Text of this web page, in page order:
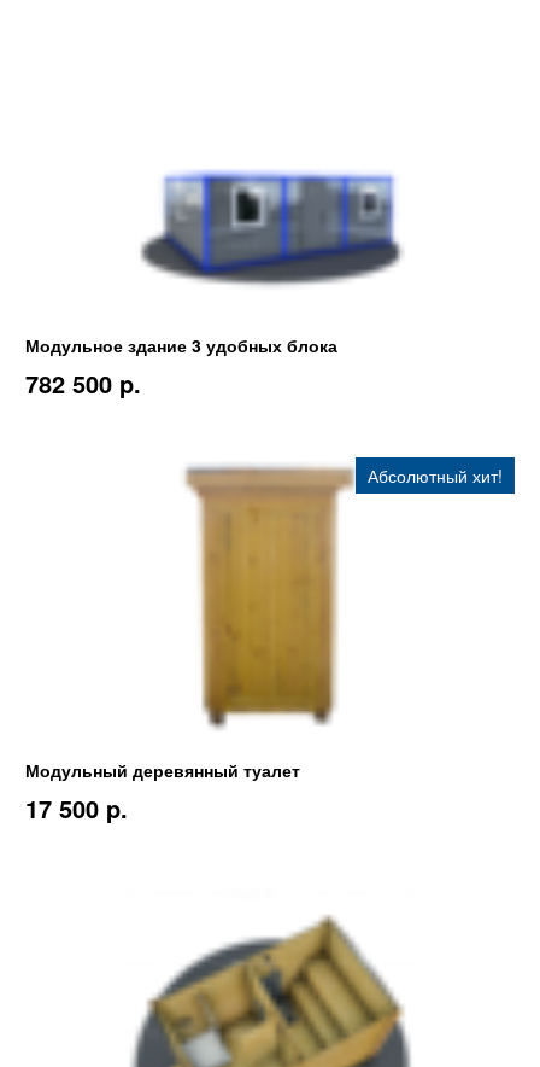
Модульное здание 3 удобных блока
782 500 p.
Абсолютный хит!
Модульный деревянный туалет
17 500 p.